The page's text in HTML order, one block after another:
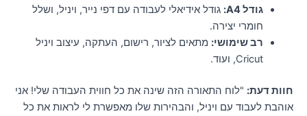
גודל A4:
גודל אידיאלי לעבודה עם דפי נייר, ויניל, ושלל
חומרי יצירה.
רב שימושי: מתאים לציור, רישום, העתקה, עיצוב ויניל
Cricut, ועוד.
חוות דעת: "לוח התאורה הזה שינה את כל חווית העבודה שלי! אני
אוהבת לעבוד עם ויניל, והבהירות שלו מאפשרת לי לראות את כל